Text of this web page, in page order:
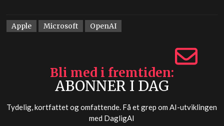
Apple Microsoft OpenAI
Bli med i fremtiden
ABONNER I DAG
Tydelig, kortfattet og omfattende. Få et grep om AI-utviklingen
med DagligAI